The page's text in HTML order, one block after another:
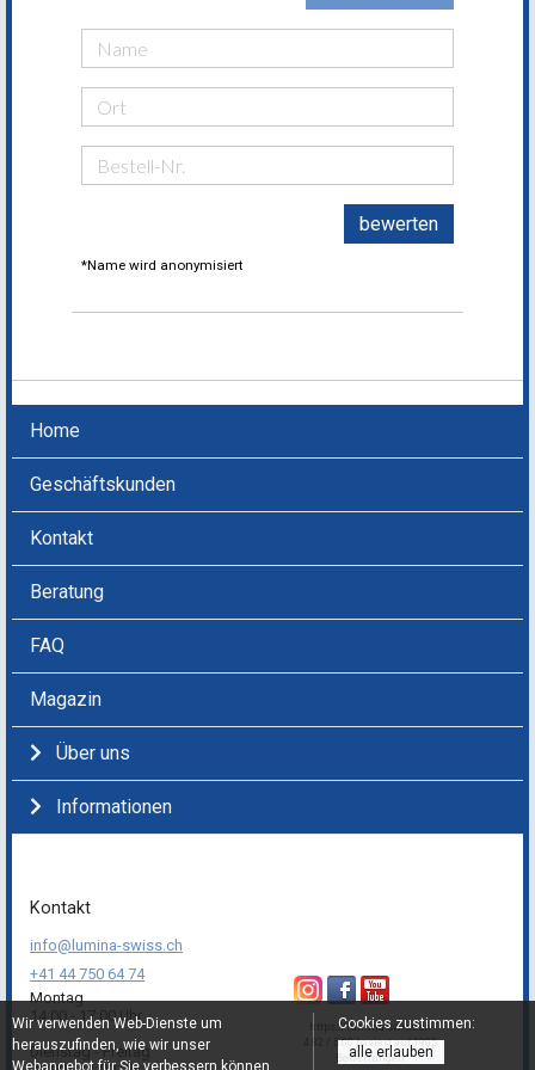
bewerten
*Name wird anonymisiert
Home
Geschäftskunden
Kontakt
Beratung
FAQ
Magazin
Über uns
Informationen
Kontakt
info@lumina-swiss.ch
+41 44 750 64 74
Montag
14:00 - 17:00 Uhr
Dienstag - Freitag
https://lumina-swiss.ch
4.82 / 5.00 basiert auf 1905
Bewertungen
Wir verwenden Web-Dienste um
herauszufinden, wie wir unser
Webangebot für Sie verbessern können.
Cookies zustimmen:
alle erlauben